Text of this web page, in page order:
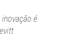
inovação é